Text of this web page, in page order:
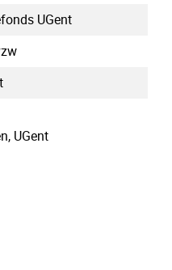
UGent
UGent